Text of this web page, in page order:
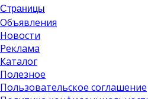
Страницы
Объявления
Новости
Реклама
Каталог
Полезное
Пользовательское соглашение